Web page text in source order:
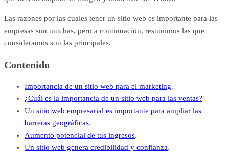
Las razones por las cuales tener un sitio web es importante para las
empresas son muchas, pero a continuación, resumimos las que
consideramos son las principales.
Contenido
Importancia de un sitio web para el marketing.
¿Cuál es la importancia de un sitio web para las ventas?
Un sitio web empresarial es importante para ampliar las
barreras geográficas.
Aumento potencial de tus ingresos.
Un sitio web genera credibilidad y confianza.